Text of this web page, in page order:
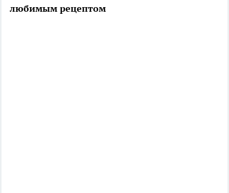
любимым рецептом